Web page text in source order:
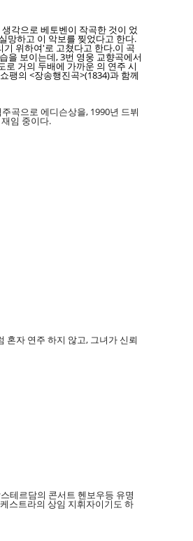
각으로 베토벤이 작곡한 것이 었
망하고 이 악보를 찢었다고 한다.
위하여'로 고쳤다고 한다.이 곡
을 보이는데, 3번 영웅 교향곡에서
거의 두배에 가까운 의 연주 시
팽의 <장송행진곡>(1834)과 함께
곡으로 에디슨상을, 1990년 드뷔
임 중이다.
혼자 연주 하지 않고, 그녀가 신뢰
테르담의 콘서트 헨보우등 유명
스트라의 상임 지휘자이기도 하